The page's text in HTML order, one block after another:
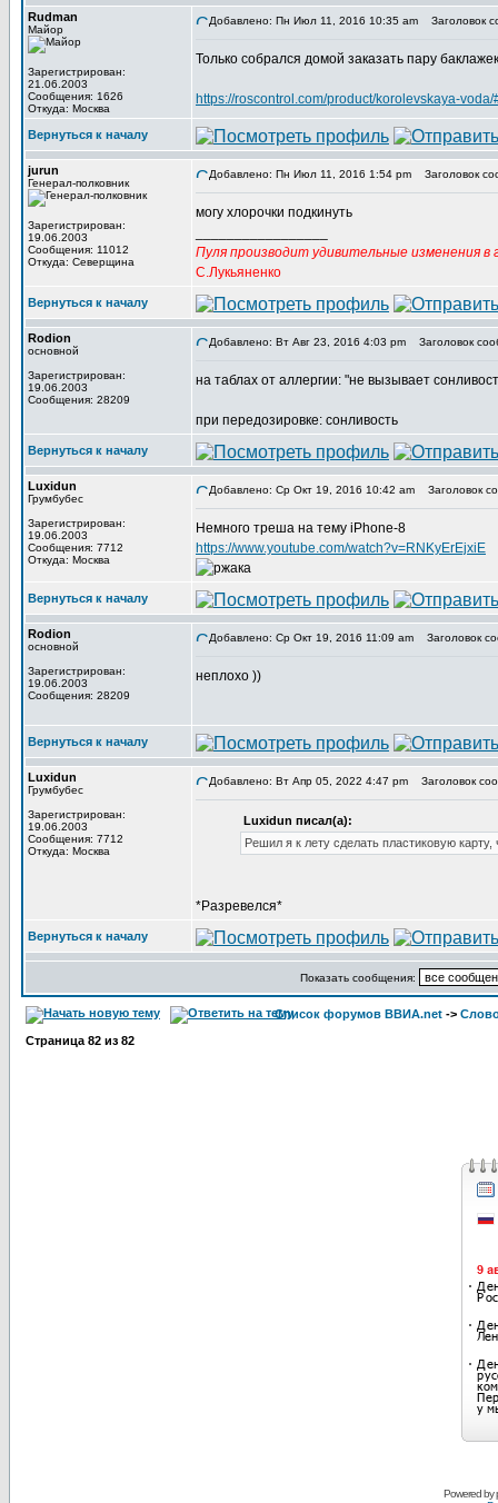
Rudman
Майор
Зарегистрирован:
21.06.2003
Сообщения: 1626
Откуда: Москва
Добавлено: Пн Июл 11, 2016 10:35 am Заголовок
Только собрался домой заказать пару
https://roscontrol.com/product/korolevskaya-
Вернуться к началу
jurun
Генерал-полковник
Зарегистрирован:
19.06.2003
Сообщения: 11012
Откуда: Северщина
Добавлено: Пн Июл 11, 2016 1:54 pm Заголовок
могу хлорочки подкинуть
Пуля производит удивительные изменения в
С.Лукьяненко
Вернуться к началу
Rodion
основной
Зарегистрирован:
19.06.2003
Сообщения: 28209
Добавлено: Вт Авг 23, 2016 4:03 pm Заголовок
на таблах от аллергии: "не вызывает
при передозировке: сонливость
Вернуться к началу
Luxidun
Грумбубес
Зарегистрирован:
19.06.2003
Сообщения: 7712
Откуда: Москва
Добавлено: Ср Окт 19, 2016 10:42 am Заголовок
Немного треша на тему iPhone-8
https://www.youtube.com/watch?v=RNKyErEjxiE
Вернуться к началу
Rodion
основной
Зарегистрирован:
19.06.2003
Сообщения: 28209
Добавлено: Ср Окт 19, 2016 11:09 am Заголовок
неплохо ))
Вернуться к началу
Luxidun
Грумбубес
Зарегистрирован:
19.06.2003
Сообщения: 7712
Откуда: Москва
Добавлено: Вт Апр 05, 2022 4:47 pm Заголовок
Luxidun писал(а):
Решил я к лету сделать пластиковую
*Разревелся*
Вернуться к началу
Показать сообщения:
Список форумов ВВИА.net ->
Страница 82 из 82
Powered by